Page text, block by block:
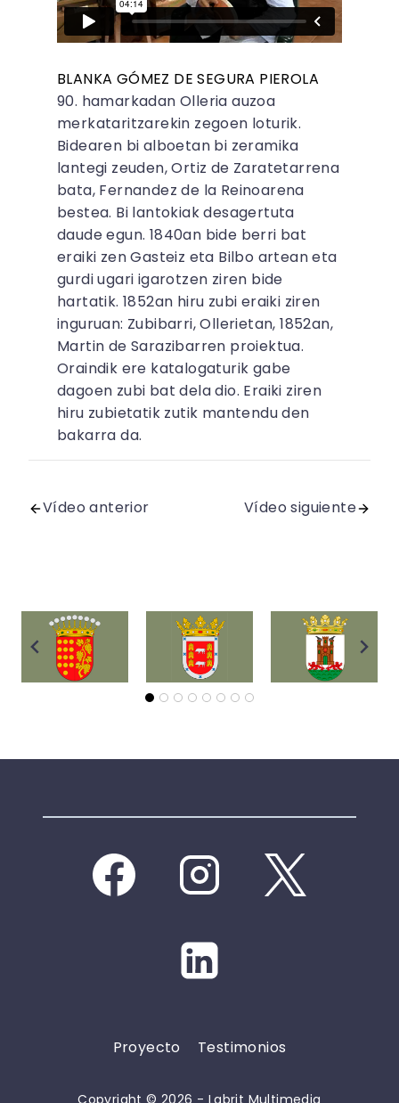
BLANKA GÓMEZ DE SEGURA PIEROLA
90. hamarkadan Olleria auzoa
merkataritzarekin zegoen loturik.
Bidearen bi alboetan bi zeramika
lantegi zeuden, Ortiz de Zaratetarrena
bata, Fernandez de la Reinoarena
bestea. Bi lantokiak desagertuta
daude egun. 1840an bide berri bat
eraiki zen Gasteiz eta Bilbo artean eta
gurdi ugari igarotzen ziren bide
hartatik. 1852an hiru zubi eraiki ziren
inguruan: Zubibarri, Ollerietan, 1852an,
Martin de Sarazibarren proiektua.
Oraindik ere katalogaturik gabe
dagoen zubi bat dela dio. Eraiki ziren
hiru zubietatik zutik mantendu den
bakarra da.
Vídeo anterior Vídeo siguiente
Proyecto Testimonios
Copyright © 2026 - Labrit Multimedia